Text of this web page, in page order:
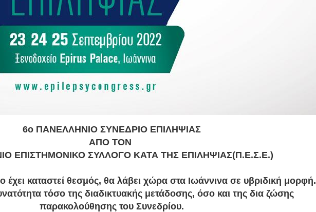
6οΠΑΝΕΛΛΗΝΙΟ ΣΥΝΕΔΡΙΟ ΕΠΙΛΗΨΙΑΣ
ΑΠΟ ΤΟΝ
ΕΠΙΣΤΗΜΟΝΙΚΟ ΣΥΛΛΟΓΟ ΚΑΤΑ ΤΗΣ ΕΠΙΛΗΨΙΑΣ(Π.Ε.Σ.Ε.)
έχει καταστεί θεσμός, θα λάβει χώρα στα Ιωάννινα σε υβριδική μορφή.
τόσο της διαδικτυακής μετάδοσης, όσο και της δια ζώσης
παρακολούθησης του Συνεδρίου.